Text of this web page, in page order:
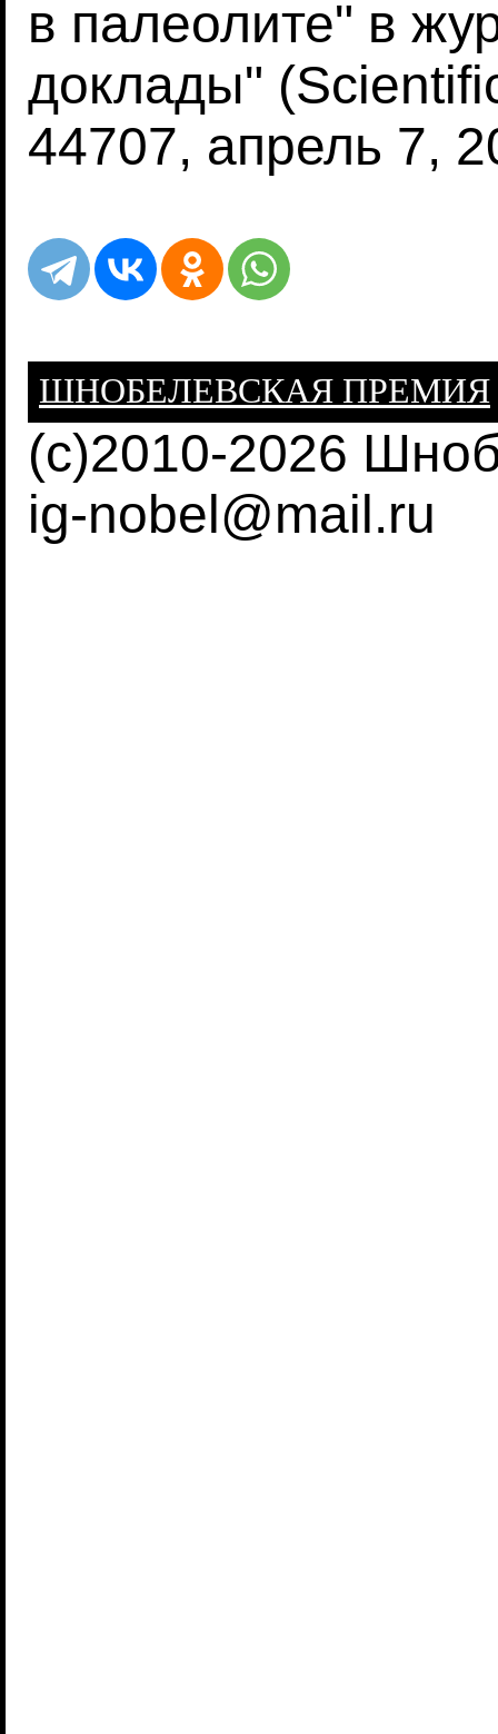
в палеолите" в
доклады"
44707, апрель 7,
ШНОБЕЛЕВСКАЯ ПРЕМИЯ
(c)2010-2026
ig-nobel@mail.ru